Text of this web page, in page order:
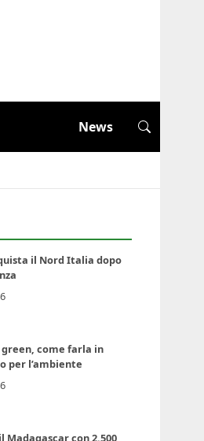
News
il Nord Italia dopo
come farla in
per l’ambiente
Madagascar con 2.500